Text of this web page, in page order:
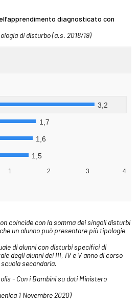
diagnosticato con
di disturbo (a.s. 2018/19)
coincide con la somma dei singoli disturbi
un alunno può presentare più tipologie
di alunni con disturbi specifici di
degli alunni del III, IV e V anno di corso
secondaria.
- Con i Bambini su dati Ministero
1 Novembre 2020)